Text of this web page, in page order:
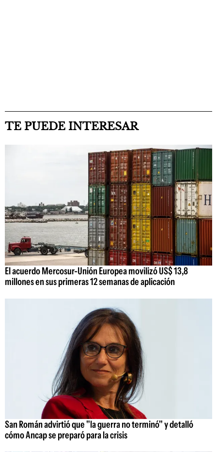
TE PUEDE INTERESAR
El acuerdo Mercosur-Unión Europea movilizó US$ 13,8
millones en sus primeras 12 semanas de aplicación
San Román advirtió que "la guerra no terminó" y detalló
cómo Ancap se preparó para la crisis